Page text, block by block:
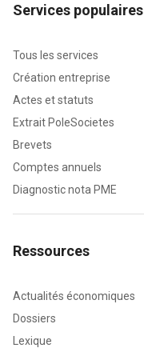
Services populaires
Tous les services
Création entreprise
Actes et statuts
Extrait PoleSocietes
Brevets
Comptes annuels
Diagnostic nota PME
Ressources
Actualités économiques
Dossiers
Lexique